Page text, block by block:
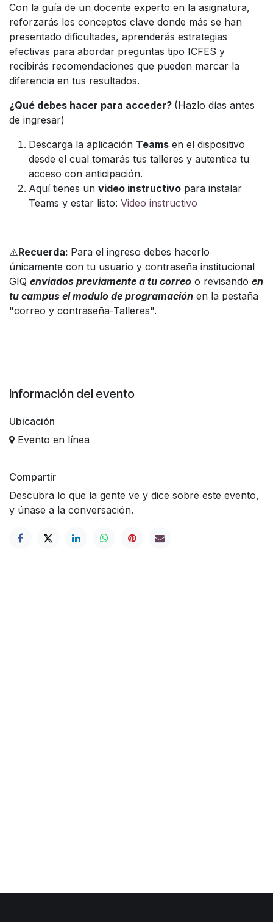
Con la guía de un docente experto en la asignatura,
reforzarás los conceptos clave donde más se han
presentado dificultades, aprenderás estrategias
efectivas para abordar preguntas tipo ICFES y
recibirás recomendaciones que pueden marcar la
diferencia en tus resultados.
¿Qué debes hacer para acceder? (Hazlo días antes
de ingresar)
Descarga la aplicación Teams en el dispositivo
desde el cual tomarás tus talleres y autentica tu
acceso con anticipación.
Aquí tienes un video instructivo para instalar
Teams y estar listo: Video instructivo
⚠️Recuerda: Para el ingreso debes hacerlo
únicamente con tu usuario y contraseña institucional
GIQ enviados previamente a tu correo o revisando en
tu campus el modulo de programación en la pestaña
"correo y contraseña-Talleres".
Información del evento
Ubicación
Evento en línea
Compartir
Descubra lo que la gente ve y dice sobre este evento,
y únase a la conversación.